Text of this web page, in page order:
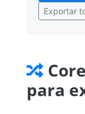
Exportar
para